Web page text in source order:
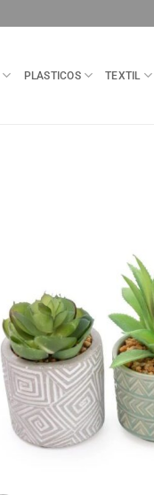
PLASTICOS TEXTIL